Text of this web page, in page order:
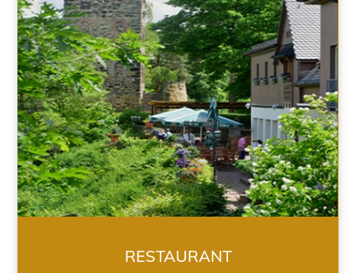
RESTAURANT
RESTAURANT